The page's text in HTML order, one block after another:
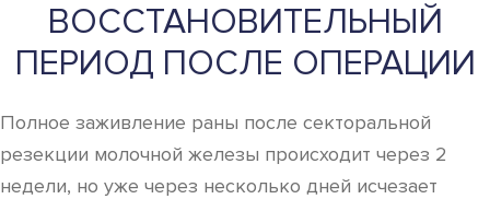
ВОССТАНОВИТЕЛЬНЫЙ
ПЕРИОД ПОСЛЕ ОПЕРАЦИИ
Полное заживление раны после секторальной
резекции молочной железы происходит через 2
недели, но уже через несколько дней исчезает